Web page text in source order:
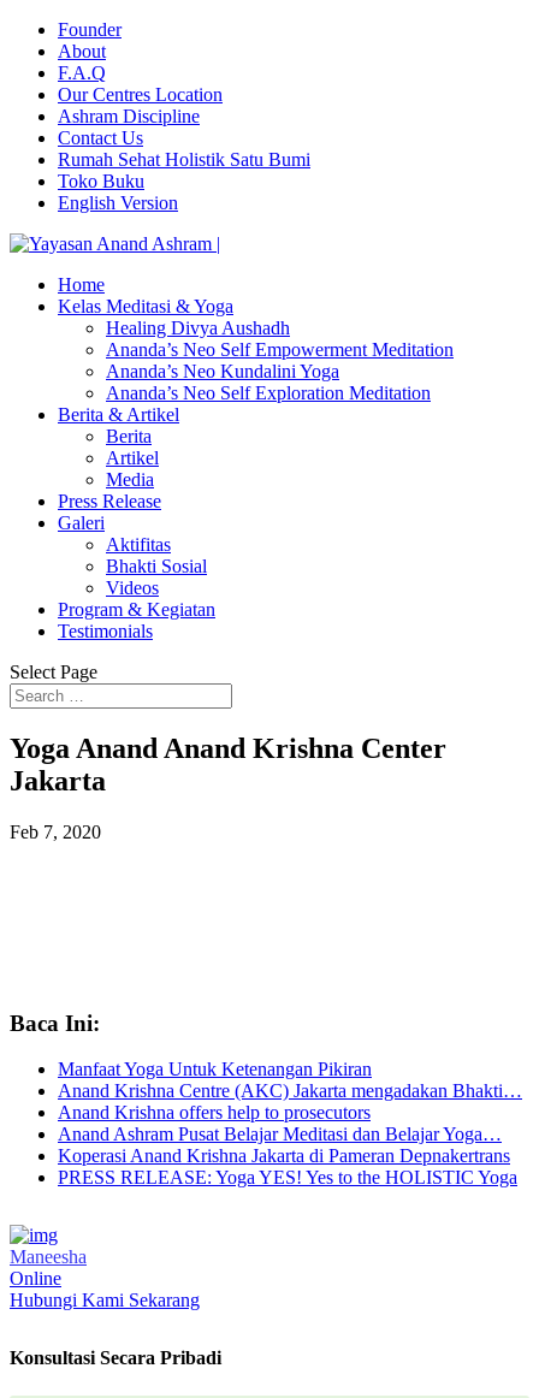
Founder
About
F.A.Q
Our Centres Location
Ashram Discipline
Contact Us
Rumah Sehat Holistik Satu Bumi
Toko Buku
English Version
Home
Kelas Meditasi & Yoga
Healing Divya Aushadh
Ananda’s Neo Self Empowerment Meditation
Ananda’s Neo Kundalini Yoga
Ananda’s Neo Self Exploration Meditation
Berita & Artikel
Berita
Artikel
Media
Press Release
Galeri
Aktifitas
Bhakti Sosial
Videos
Program & Kegiatan
Testimonials
Select Page
Yoga Anand Anand Krishna Center
Jakarta
Feb 7, 2020
Baca Ini:
Manfaat Yoga Untuk Ketenangan Pikiran
Anand Krishna Centre (AKC) Jakarta mengadakan Bhakti…
Anand Krishna offers help to prosecutors
Anand Ashram Pusat Belajar Meditasi dan Belajar Yoga…
Koperasi Anand Krishna Jakarta di Pameran Depnakertrans
PRESS RELEASE: Yoga YES! Yes to the HOLISTIC Yoga
Maneesha
Online
Hubungi Kami Sekarang
Konsultasi Secara Pribadi